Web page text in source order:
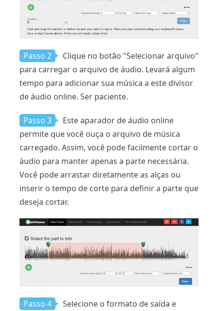
Passo 2
Clique no botão "Selecionar arquivo"
para carregar o arquivo de áudio. Levará algum
tempo para adicionar sua música a este divisor
de áudio online. Ser paciente.
Passo 3
Este aparador de áudio online
permite que você ouça o arquivo de música
carregado. Assim, você pode facilmente cortar o
áudio para manter apenas a parte necessária.
Você pode arrastar diretamente as alças ou
inserir o tempo de corte para definir a parte que
deseja cortar.
Passo 4
Selecione o formato de saída e